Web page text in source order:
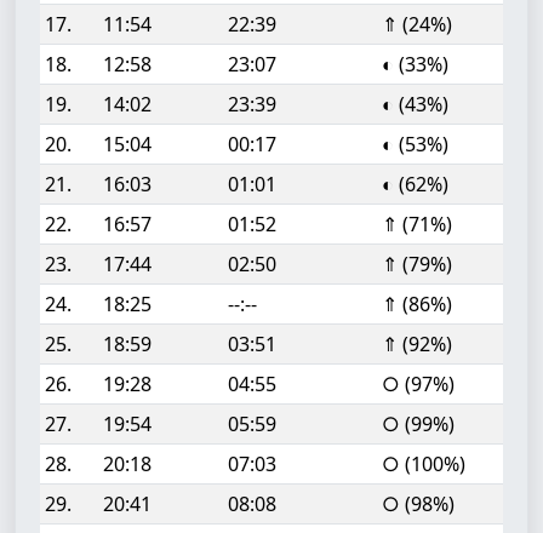
17.
11:54 22:39
⇑ (24%)
18.
12:58 23:07
◐ (33%)
19.
14:02 23:39
◐ (43%)
20.
15:04 00:17
◐ (53%)
21.
16:03 01:01
◐ (62%)
22.
16:57 01:52
⇑ (71%)
23.
17:44 02:50
⇑ (79%)
24.
18:25 --:--
⇑ (86%)
25.
18:59 03:51
⇑ (92%)
26.
19:28 04:55
○ (97%)
27.
19:54 05:59
○ (99%)
28.
20:18 07:03
○ (100%)
29.
20:41 08:08
○ (98%)